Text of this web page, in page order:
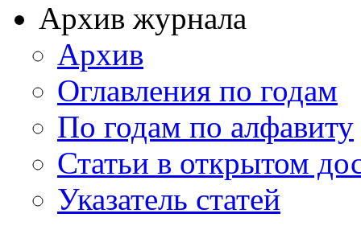
Архив журнала
Архив
Оглавления по годам
По годам по алфавиту
Статьи в открытом
Указатель статей